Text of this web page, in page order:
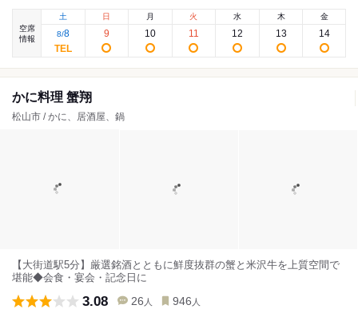
空席
情報
土
8/8
日
9
月
10
火
11
水
12
木
13
金
14
かに料理 蟹翔
松山市 / かに、居酒屋、鍋
【大街道駅5分】厳選銘酒とともに鮮度抜群の蟹と米沢牛を上質空間で
堪能◆会食・宴会・記念日に
3.08 26 人 946 人